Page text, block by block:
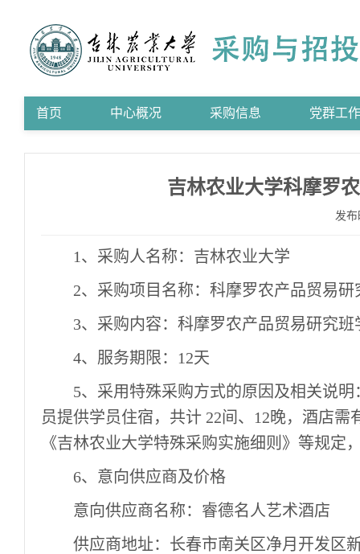
首页 中心概况 采购信息 党群工作
吉林农业大学科摩罗
发
1 、采购人名称：吉林农业大学
2、采购项目名称：科摩罗农产品贸易研
3、采购内容：科摩罗农产品贸易研究班
4、服务期限： 12天
5、采用特殊采购方式的原因及相关说
员提供学员住宿，共计 22间、 12晚，酒店需
《吉林农业大学特殊采购实施细则》等规定
6、意向供应商及价格
意向供应商名称：睿德名人艺术酒店
供应商地址：长春市南关区净月开发区